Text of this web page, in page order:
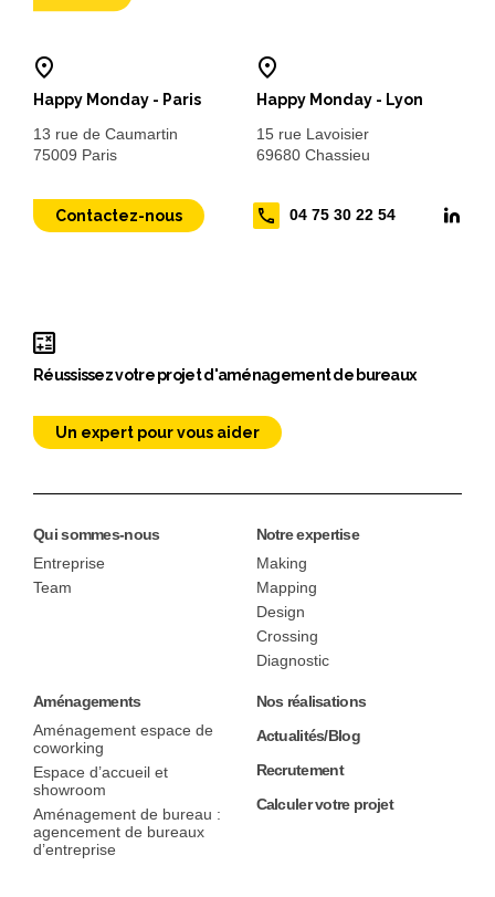
Happy Monday - Paris
13 rue de Caumartin
75009 Paris
Happy Monday - Lyon
15 rue Lavoisier
69680 Chassieu
Contactez-nous 04 75 30 22 54
Réussissez votre projet d'aménagement de bureaux
Un expert pour vous aider
Qui sommes-nous
Entreprise
Team
Notre expertise
Making
Mapping
Design
Crossing
Diagnostic
Aménagements
Aménagement espace de
coworking
Espace d’accueil et
showroom
Aménagement de bureau :
agencement de bureaux
d’entreprise
Nos réalisations
Actualités/Blog
Recrutement
Calculer votre projet